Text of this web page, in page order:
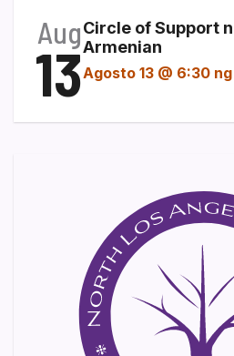
Aug
13
Circle of Support
Armenian
Agosto 13 @ 6:30